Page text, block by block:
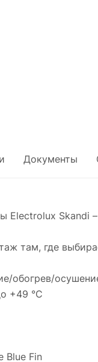
Документы
Electrolux Skandi
там, где
обогрев/
+49 °C
Blue Fin